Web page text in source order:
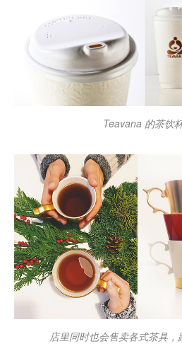
Teavana 的茶饮
店里同时也会售卖各式茶具